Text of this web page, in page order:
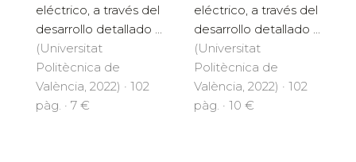
eléctrico, a través del
desarrollo detallado ...
(Universitat
Politècnica de
València, 2022) · 102
pàg. · 7 €
eléctrico, a través del
desarrollo detallado ...
(Universitat
Politècnica de
València, 2022) · 102
pàg. · 10 €